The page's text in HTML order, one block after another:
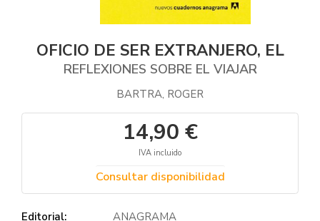
OFICIO DE SER EXTRANJERO, EL
REFLEXIONES SOBRE EL VIAJAR
BARTRA, ROGER
14,90 €
IVA incluido
Consultar disponibilidad
Editorial:
ANAGRAMA